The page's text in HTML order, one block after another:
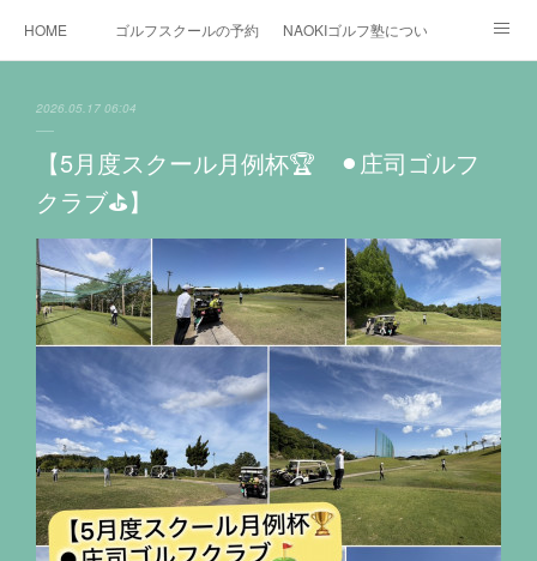
HOME ゴルフスクールの予約状況NAOKIゴルフ塾について
インスタグラム
2026.05.17 06:04
【5月度スクール月例杯🏆 ⚫︎庄司ゴルフ
クラブ⛳️】